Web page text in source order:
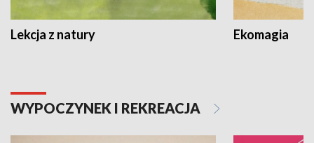
Lekcja z natury Ekomagia
WYPOCZYNEK I REKREACJA